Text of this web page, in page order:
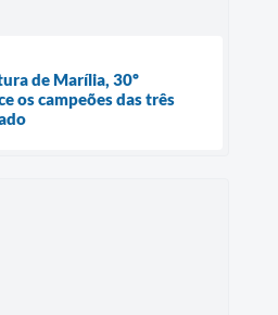
de Marília, 30º
os campeões das três